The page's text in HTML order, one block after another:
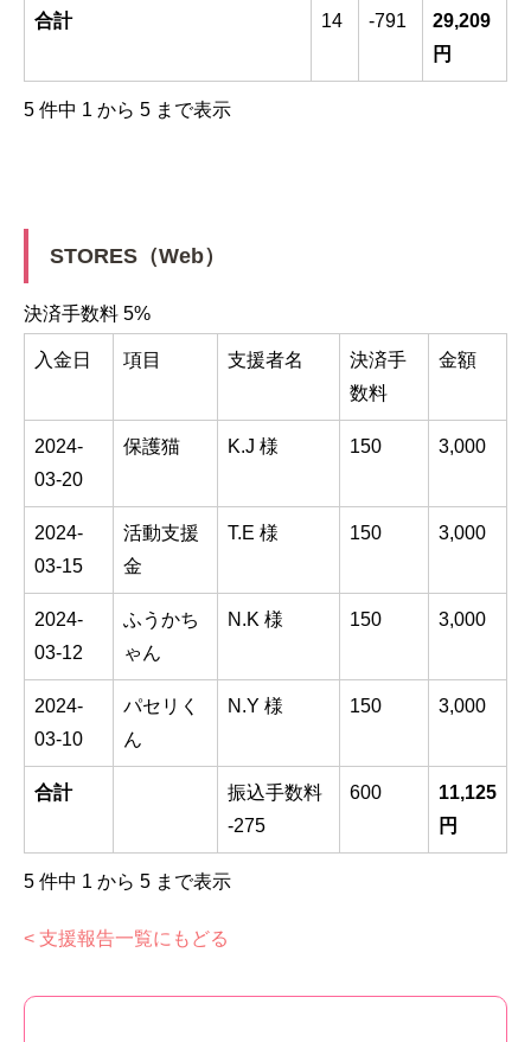
合計 14 -791
29,209
円
5 件中 1 から 5 まで表示
STORES（Web）
決済手数料 5%
入金日 項目 支援者名
決済手
数料
金額
2024-
03-20
保護猫 K.J 様 150 3,000
2024-
03-15
活動支援
金
T.E 様 150 3,000
2024-
03-12
ふうかち
ゃん
N.K 様 150 3,000
2024-
03-10
パセリく
ん
N.Y 様 150 3,000
合計
振込手数料
-275
600
11,125
円
5 件中 1 から 5 まで表示
< 支援報告一覧にもどる